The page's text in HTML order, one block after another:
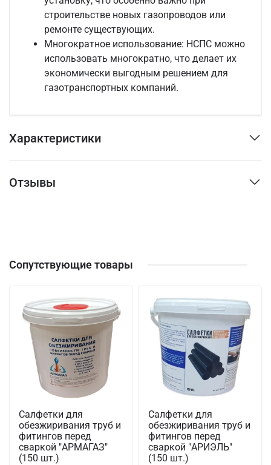
строительстве новых газопроводов или
ремонте существующих.
Многократное использование: НСПС можно
использовать многократно, что делает их
экономически выгодным решением для
газотранспортных компаний.
Характеристики
Отзывы
Сопутствующие товары
Салфетки для
обезжиривания труб и
фитингов перед
сваркой "АРМАГАЗ"
(150 шт.)
Салфетки для
обезжиривания труб и
фитингов перед
сваркой "АРИЭЛЬ"
(150 шт.)